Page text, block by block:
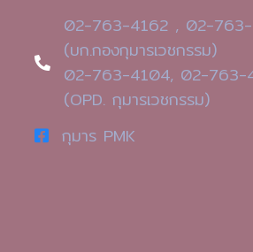
02-763-4162 , 02-
(บก.กองกุมารเวชกรรม)
02-763-4104, 02-763-
(OPD. กุมารเวชกรรม)
กุมาร PMK